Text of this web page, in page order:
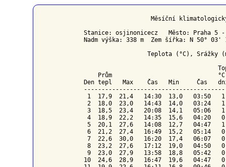
Měsíční
Stanice: osjinonicecz   Město: Praha 5
Nadm výška: 338 m  Zem šířka: N 50°
Teplota (°C), Srážky
Prům
Den tepl   Max    Čas   Min     Čas
1  17,9  21,4   14:30  13,0   03:50
2  18,0  23,0   14:43  14,0   03:24
3  18,5  23,4   20:08  14,1   05:06
4  18,9  22,2   14:35  15,6   04:20
5  20,1  27,6   14:08  12,7   04:47
6  21,2  27,4   16:49  15,2   05:14
7  22,6  30,0   16:20  17,4   06:07
8  23,2  27,6   17:12  19,0   04:50
9  23,0  27,9   13:58  18,8   05:42
10  24,6  28,9   16:47  19,6   04:47